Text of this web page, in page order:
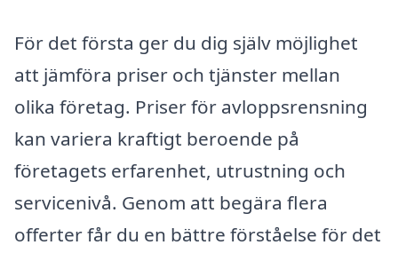
För det första ger du dig själv möjlighet
att jämföra priser och tjänster mellan
olika företag. Priser för avloppsrensning
kan variera kraftigt beroende på
företagets erfarenhet, utrustning och
servicenivå. Genom att begära flera
offerter får du en bättre förståelse för det